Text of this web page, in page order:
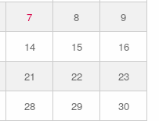
7 8
9
14 15
16
21 22
23
28 29
30